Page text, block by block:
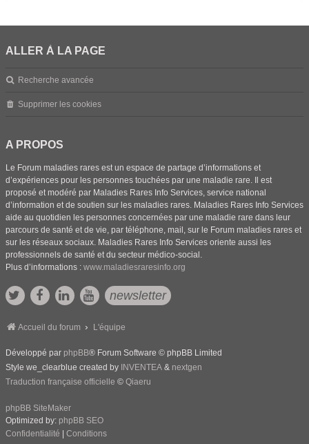
ALLER À LA PAGE
Recherche avancée
Supprimer les cookies
A PROPOS
Le Forum maladies rares est un espace de partage d’informations et
d’expériences pour les personnes touchées par une maladie rare. Il est
proposé et modéré par Maladies Rares Info Services, service national
d’information et de soutien sur les maladies rares. Maladies Rares Info Services
aide au quotidien les personnes concernées par une maladie rare dans leur
parcours de santé et de vie, par téléphone, mail, sur le Forum maladies rares et
sur les réseaux sociaux. Maladies Rares Info Services oriente aussi les
professionnels de santé et du secteur médico-social.
Plus d’informations : www.maladiesraresinfo.org
newsletter
Accueil du forum L'équipe
Développé par phpBB® Forum Software © phpBB Limited
Style we_clearblue created by INVENTEA & nextgen
Traduction française officielle © Qiaeru
phpBB SiteMaker
Optimized by: phpBB SEO
Confidentialité
Conditions